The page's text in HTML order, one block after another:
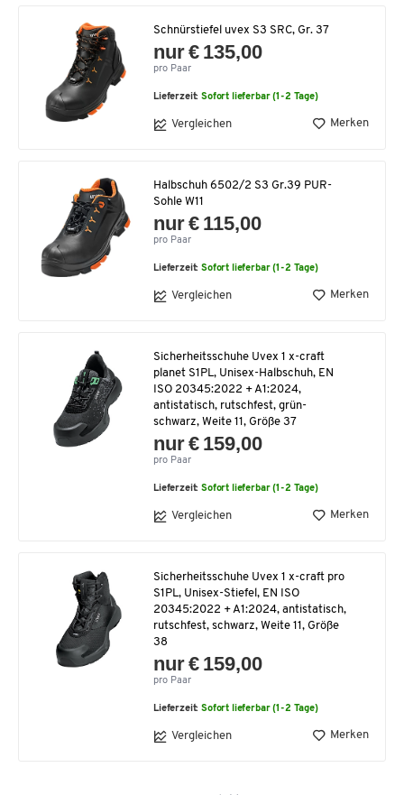
Schnürstiefel uvex S3 SRC, Gr. 37
nur € 135,00
pro Paar
Lieferzeit:Sofort lieferbar (1-2 Tage)
Vergleichen Merken
Halbschuh 6502/2 S3 Gr.39 PUR-
Sohle W11
nur € 115,00
pro Paar
Lieferzeit:Sofort lieferbar (1-2 Tage)
Vergleichen Merken
Sicherheitsschuhe Uvex 1 x-craft
planet S1PL, Unisex-Halbschuh, EN
ISO 20345:2022 + A1:2024,
antistatisch, rutschfest, grün-
schwarz, Weite 11, Größe 37
nur € 159,00
pro Paar
Lieferzeit:Sofort lieferbar (1-2 Tage)
Vergleichen Merken
Sicherheitsschuhe Uvex 1 x-craft pro
S1PL, Unisex-Stiefel, EN ISO
20345:2022 + A1:2024, antistatisch,
rutschfest, schwarz, Weite 11, Größe
38
nur € 159,00
pro Paar
Lieferzeit:Sofort lieferbar (1-2 Tage)
Vergleichen Merken